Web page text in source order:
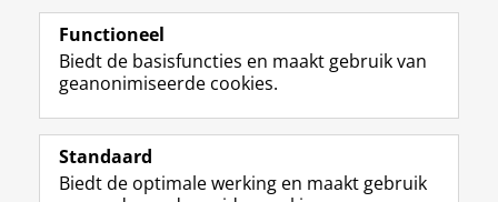
Volg de RUG
F
a
e
L
i
k
R
S
-
I
n
t
Y
o
T
Studiekiezers
Functioneel
Biedt de basisfuncties en maakt gebruik van
geanonimiseerde cookies.
Standaard
Biedt de optimale werking en maakt gebruik